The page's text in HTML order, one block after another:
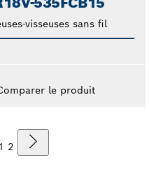
visseuses sans fil
le produit
2